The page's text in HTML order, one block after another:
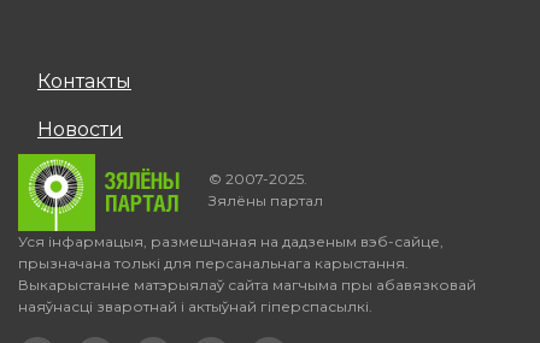
Контакты
Новости
© 2007-2025.
Зялёны партал
Уся інфармацыя, размешчаная на дадзеным вэб-сайце,
прызначана толькі для персанальнага карыстання.
Выкарыстанне матэрыялаў сайта магчыма пры абавязковай
наяўнасці зваротнай і актыўнай гіперспасылкі.